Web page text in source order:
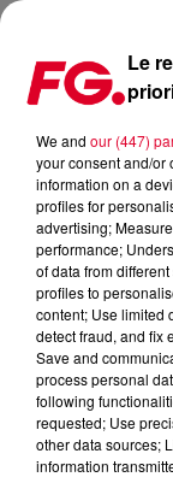
FG MUSIC STORY –
Le
We and our (447)
your consent and/or
information on a
profiles for
advertising;
performance;
of data from
profiles to
content; Use limited
detect fraud, and fix
Save and
process personal
following
requested; Use
other data sources;
information